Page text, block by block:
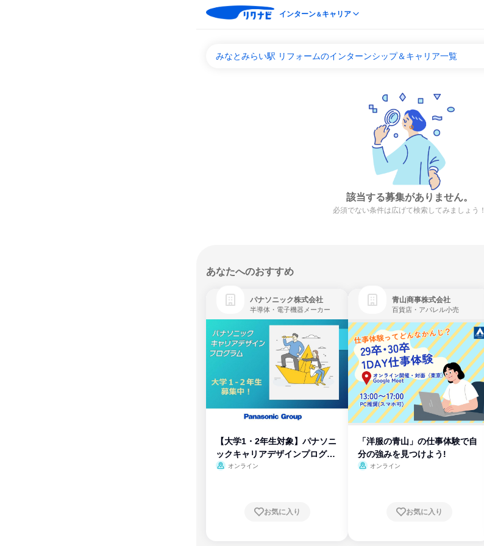
インターン＆キャリア
みなとみらい駅 リフォームのインターンシップ＆キャリア一覧
該当する募集がありません。
必須でない条件は広げて検索してみましょう！
あなたへのおすすめ
パナソニック株式会社
半導体・電子機器メーカー
【大学1・2年生対象】パナソニ
ックキャリアデザインプログラ
ム
オンライン
お気に入り
青山商事株式会社
百貨店・アパレル小売
「洋服の青山」の仕事体験で自
分の強みを見つけよう!
オンライン
お気に入り